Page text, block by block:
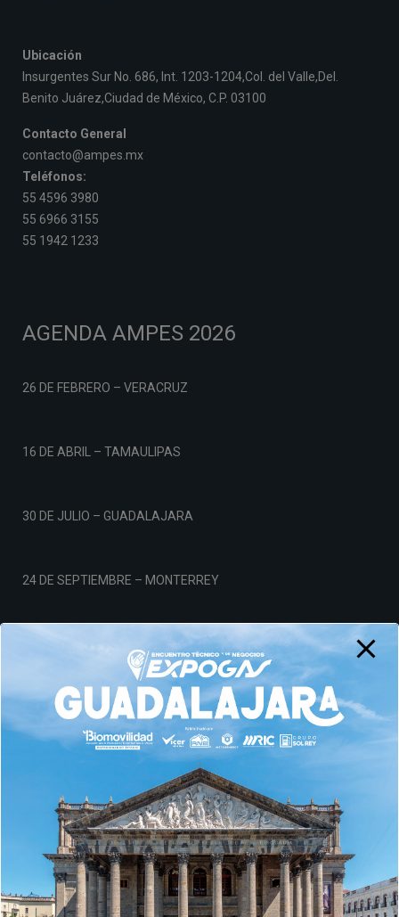
Ubicación
Insurgentes Sur No. 686, Int. 1203-1204,Col. del Valle,Del.
Benito Juárez,Ciudad de México, C.P. 03100
Contacto General
contacto@ampes.mx
Teléfonos:
55 4596 3980
55 6966 3155
55 1942 1233
AGENDA AMPES 2026
26 DE FEBRERO – VERACRUZ
16 DE ABRIL – TAMAULIPAS
30 DE JULIO – GUADALAJARA
24 DE SEPTIEMBRE – MONTERREY
Aviso de Privacidad
© AMPES 2026